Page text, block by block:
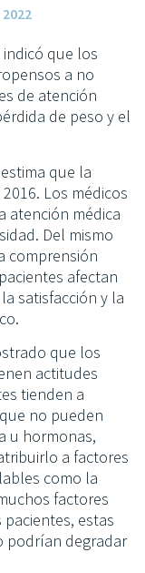
2022
que los
a no
de atención
de peso y el
que la
Los médicos
atención médica
Del mismo
comprensión
afectan
satisfacción y la
que los
actitudes
tienden a
no pueden
u hormonas,
a factores
como la
factores
estas
podrían degradar